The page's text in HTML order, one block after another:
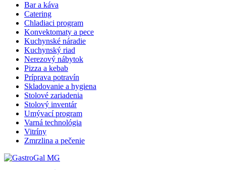
Bar a káva
Catering
Chladiaci program
Konvektomaty a pece
Kuchynské náradie
Kuchynský riad
Nerezový nábytok
Pizza a kebab
Príprava potravín
Skladovanie a hygiena
Stolové zariadenia
Stolový inventár
Umývací program
Varná technológia
Vitríny
Zmrzlina a pečenie